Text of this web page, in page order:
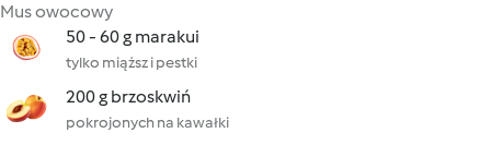
Mus owocowy
50 - 60 g marakui
tylko miąższ i pestki
200 g brzoskwiń
pokrojonych na kawałki